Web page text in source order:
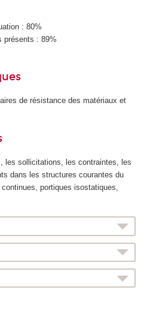
: 80%
présents : 89%
de résistance des matériaux et
les sollicitations, les contraintes, les
dans les structures courantes du
portiques isostatiques,